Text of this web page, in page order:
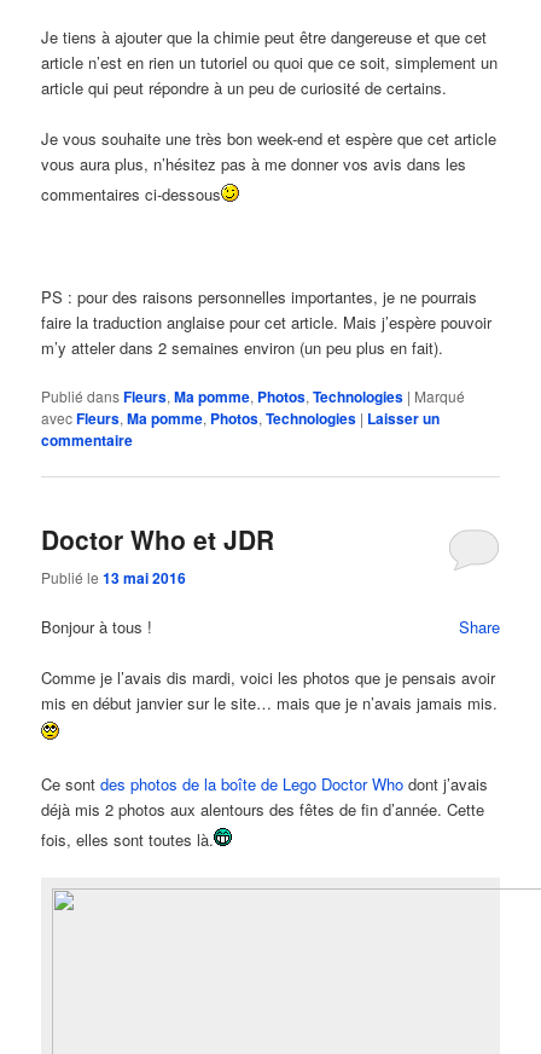
Je tiens à ajouter que la chimie peut être dangereuse et que cet
article n’est en rien un tutoriel ou quoi que ce soit, simplement un
article qui peut répondre à un peu de curiosité de certains.
Je vous souhaite une très bon week-end et espère que cet article
vous aura plus, n’hésitez pas à me donner vos avis dans les
commentaires ci-dessous
PS : pour des raisons personnelles importantes, je ne pourrais
faire la traduction anglaise pour cet article. Mais j’espère pouvoir
m’y atteler dans 2 semaines environ (un peu plus en fait).
Publié dansFleurs,Ma pomme, Photos,Technologies | Marqué
avecFleurs,Ma pomme, Photos,Technologies | Laisser un
commentaire
Doctor Who et JDR
Publié le13 mai 2016
Share
Bonjour à tous !
Comme je l’avais dis mardi, voici les photos que je pensais avoir
mis en début janvier sur le site… mais que je n’avais jamais mis.
Ce sontdes photos de la boîte de Lego Doctor Who dont j’avais
déjà mis 2 photos aux alentours des fêtes de fin d’année. Cette
fois, elles sont toutes là.